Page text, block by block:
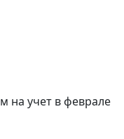
на учет в феврале